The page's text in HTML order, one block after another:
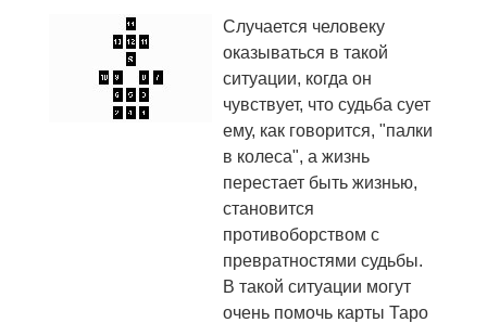
Случается человеку
оказываться в такой
ситуации, когда он
чувствует, что судьба сует
ему, как говорится, "палки
в колеса", а жизнь
перестает быть жизнью,
становится
противоборством с
превратностями судьбы.
В такой ситуации могут
очень помочь карты Таро